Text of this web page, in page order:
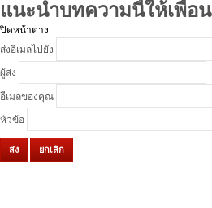
แนะนำบทความนี้ให้เพื่อน
ปิดหน้าต่าง
ส่งอีเมลไปยัง
ผู้ส่ง
อีเมลของคุณ
หัวข้อ
ส่ง ยกเลิก